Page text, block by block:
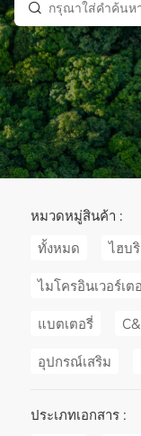
หมวดหมู่สินค้า :
ทั้งหมด
ไฮบ
ไมโครอินเวอร์เต
แบตเตอรี่
อุปกรณ์เสริม
ประเภทเอกสาร :